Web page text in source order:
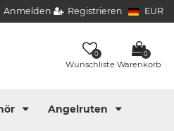
Anmelden Registrieren EUR
0
Wunschliste
0
Warenkorb
Angelruten